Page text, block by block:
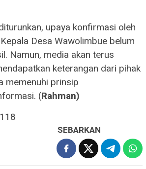
upaya konfirmasi oleh
Desa Wawolimbue belum
Namun, media akan terus
keterangan dari pihak
memenuhi prinsip
(Rahman)
SEBARKAN